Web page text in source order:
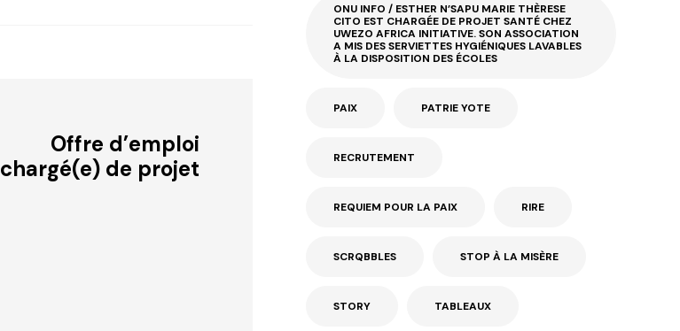
Offre d’emploi
chargé(e) de projet
ONU INFO / ESTHER N’SAPU MARIE THÈRESE
CITO EST CHARGÉE DE PROJET SANTÉ CHEZ
UWEZO AFRICA INITIATIVE. SON ASSOCIATION
A MIS DES SERVIETTES HYGIÉNIQUES LAVABLES
À LA DISPOSITION DES ÉCOLES
PAIX PATRIE YOTE
RECRUTEMENT
REQUIEM POUR LA PAIX RIRE
SCRQBBLES STOP À LA MISÈRE
STORY TABLEAUX